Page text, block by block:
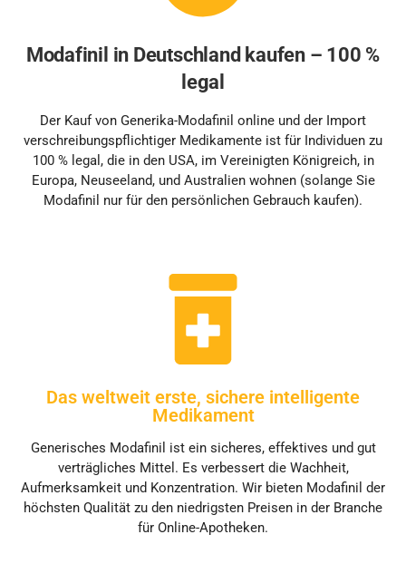
Modafinil in Deutschland kaufen – 100 %
legal
Der Kauf von Generika-Modafinil online und der Import
verschreibungspflichtiger Medikamente ist für Individuen zu
100 % legal, die in den USA, im Vereinigten Königreich, in
Europa, Neuseeland, und Australien wohnen (solange Sie
Modafinil nur für den persönlichen Gebrauch kaufen).
Das weltweit erste, sichere intelligente
Medikament
Generisches Modafinil ist ein sicheres, effektives und gut
verträgliches Mittel. Es verbessert die Wachheit,
Aufmerksamkeit und Konzentration. Wir bieten Modafinil der
höchsten Qualität zu den niedrigsten Preisen in der Branche
für Online-Apotheken.